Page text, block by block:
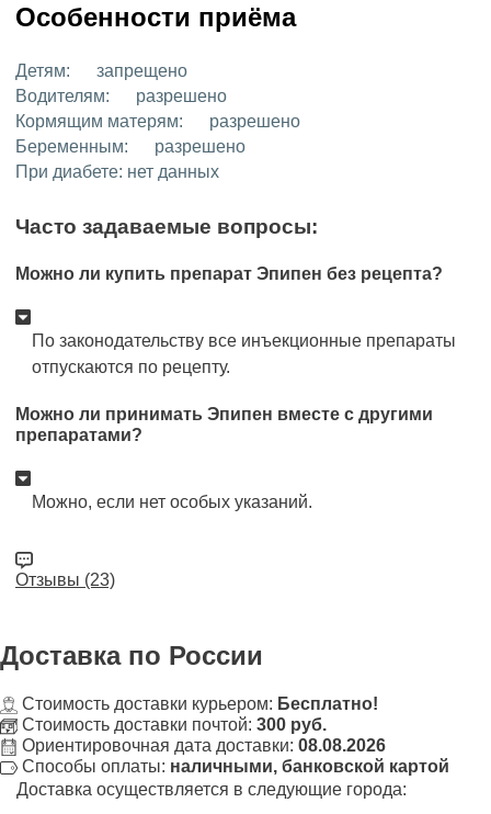
Особенности приёма
Детям:
запрещено
Водителям:
разрешено
Кормящим матерям:
разрешено
Беременным:
разрешено
При диабете: нет данных
Часто задаваемые вопросы:
Можно ли купить препарат Эпипен без рецепта?
По законодательству все инъекционные препараты
отпускаются по рецепту.
Можно ли принимать Эпипен вместе с другими
препаратами?
Можно, если нет особых указаний.
Отзывы (23)
Доставка по России
Стоимость доставки курьером: Бесплатно!
Стоимость доставки почтой: 300 руб.
Ориентировочная дата доставки: 08.08.2026
Способы оплаты: наличными, банковской картой
Доставка осуществляется в следующие города: